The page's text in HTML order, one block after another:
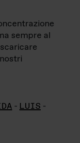
sempre al
- LUIS -